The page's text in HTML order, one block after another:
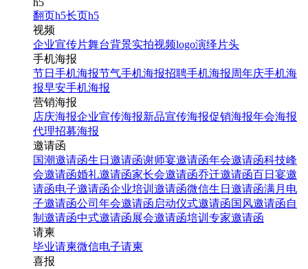
h5
翻页h5长页h5
视频
企业宣传片舞台背景实拍视频logo演绎 片头
手机海报
节日手机海报节气手机海报招聘手机海报周年庆手机海
报早安手机海报
营销海报
店庆海报企业宣传海报新品宣传海报促销海报年会海报
代理招募海报
邀请函
国潮邀请函生日邀请函谢师宴邀请函年会邀请函科技峰
会邀请函婚礼邀请函家长会邀请函乔迁邀请函百日宴邀
请函电子邀请函企业培训邀请函微信生日邀请函满月电
子邀请函公司年会邀请函 启动仪式邀请函国风邀请函自
制邀请函中式邀请函展会邀请函培训专家邀请函
请柬
毕业请柬微信电子请柬
喜报